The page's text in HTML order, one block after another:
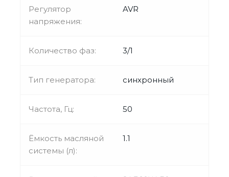
Регулятор
напряжения:
AVR
Количество фаз: 3/1
Тип генератора: синхронный
Частота, Гц: 50
Ёмкость масляной
системы (л):
1.1